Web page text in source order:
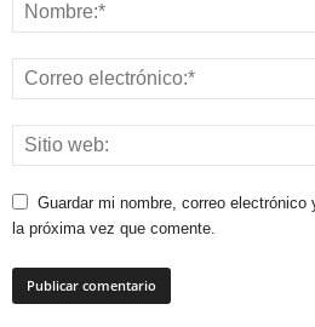
Guardar mi nombre, correo
la próxima vez que comente.